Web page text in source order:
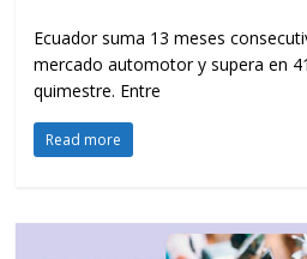
Ecuador suma 13 meses
mercado automotor y supera en
quimestre. Entre
Read more